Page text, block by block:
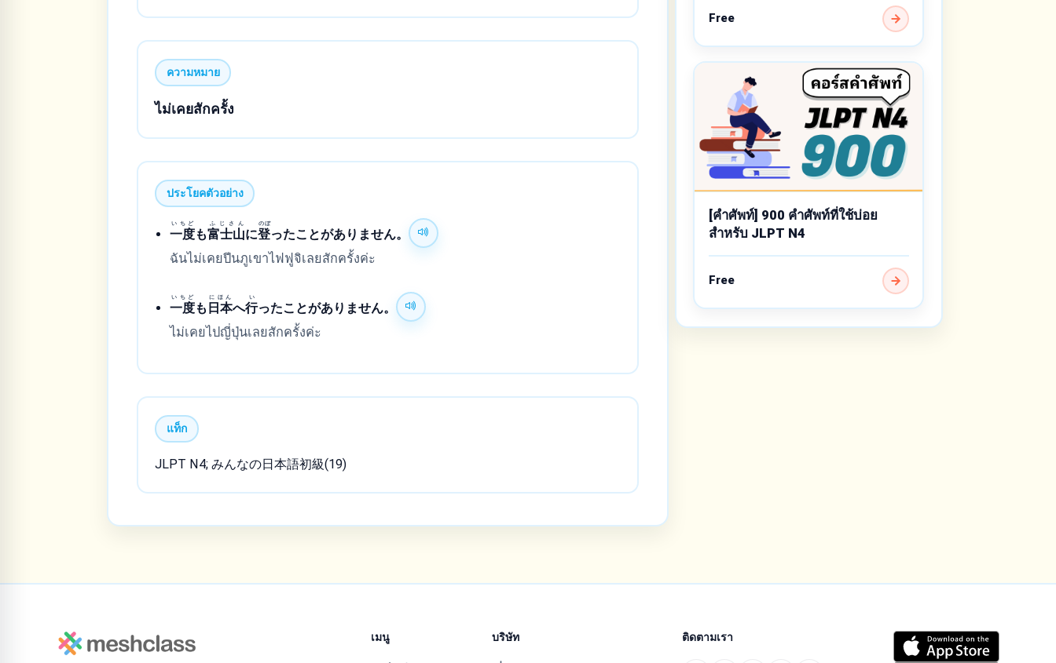
ความหมาย
ไม่เคยสักครั้ง
ประโยคตัวอย่าง
一度
いちど
も富士山
ふじさん
に登
のぼ
ったことがありません。
ฉันไม่เคยปีนภูเขาไฟฟูจิเลยสักครั้งค่ะ
一度
いちど
も 日本
にほん
へ行
い
ったことがありません。
ไม่เคยไปญี่ปุ่นเลยสักครั้งค่ะ
แท็ก
JLPT N4; みんなの日本語初級(19)
Free
[คำศัพท์] 900 คำศัพท์ที่ใช้บ่อย
สำหรับ JLPT N4
Free
เมนู บริษัท ติดตามเรา